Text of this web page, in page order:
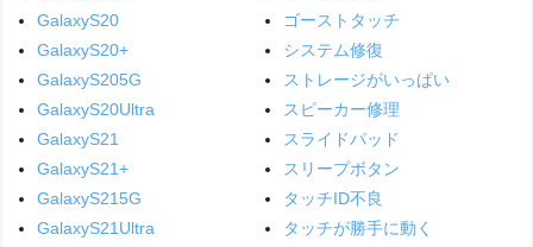
GalaxyS20
GalaxyS20+
GalaxyS205G
GalaxyS20Ultra
GalaxyS21
GalaxyS21+
GalaxyS215G
GalaxyS21Ultra
ゴーストタッチ
システム修復
ストレージがいっぱい
スピーカー修理
スライドパッド
スリープボタン
タッチID不良
タッチが勝手に動く